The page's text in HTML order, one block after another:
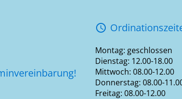
access_time
Montag: geschlossen
Dienstag: 12.00-18.00
Mittwoch: 08.00-12.00
Donnerstag: 08.00-
Freitag: 08.00-12.00